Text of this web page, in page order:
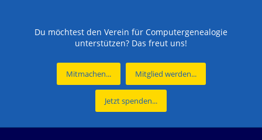
Du möchtest den Verein für Computergenealogie
unterstützen? Das freut uns!
Mitmachen... Mitglied werden...
Jetzt spenden...